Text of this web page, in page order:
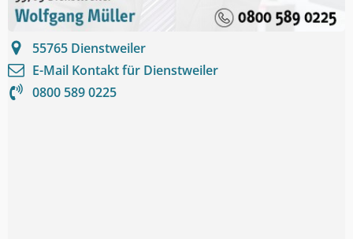
55765 Dienstweiler
E-Mail Kontakt für Dienstweiler
0800 589 0225